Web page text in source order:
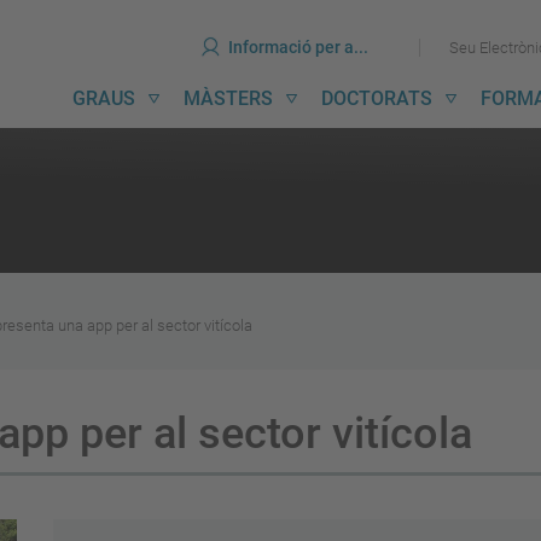
Ves
al
contingut
Ves
al
menú
Informació per a... Seu
GRAUS MÀSTERS DOCTORATS
una app per al sector vitícola
per al sector vitícola